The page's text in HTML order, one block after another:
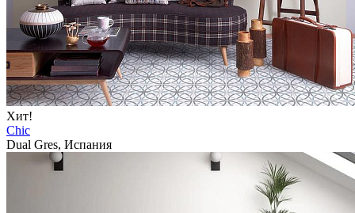
Хит!
Chic
Dual Gres, Испания